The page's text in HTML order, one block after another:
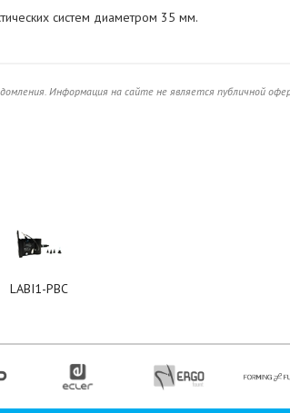
систем диаметром 35 мм.
Информация на сайте не является публичной
LABI1-PBC